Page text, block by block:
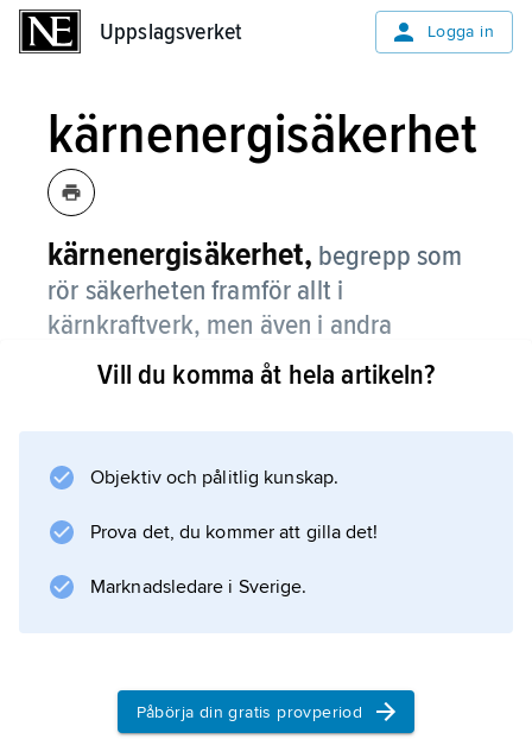
Uppslagsverket Logga in
kärnenergisäkerhet
kärnenergisäkerhet, begrepp som
rör säkerheten framför allt i
kärnkraftverk, men även i andra
anläggningar där kärnenergi frigörs och
utnyttjas.
svenska kärnkraftverk.
Litteraturanvisning
Vill du komma åt hela artikeln?
Objektiv och pålitlig kunskap.
Prova det, du kommer att gilla det!
Marknadsledare i Sverige.
Påbörja din gratis provperiod